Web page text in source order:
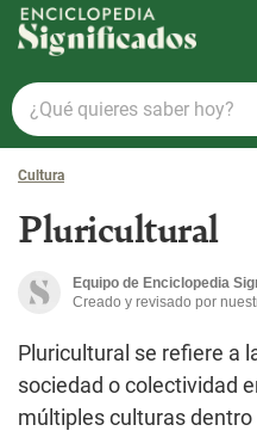
Enciclopedia Significados
¿Qué
quieres
saber
hoy?
Cultura
Pluricultural
Equipo de Enciclopedia
Creado y revisado por
Pluricultural se refiere a
sociedad o colectividad
múltiples culturas